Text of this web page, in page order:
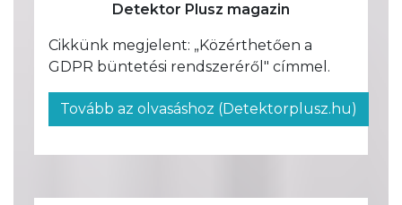
Detektor Plusz magazin
Cikkünk megjelent: „Közérthetően a
GDPR büntetési rendszeréről" címmel.
Tovább az olvasáshoz (Detektorplusz.hu)